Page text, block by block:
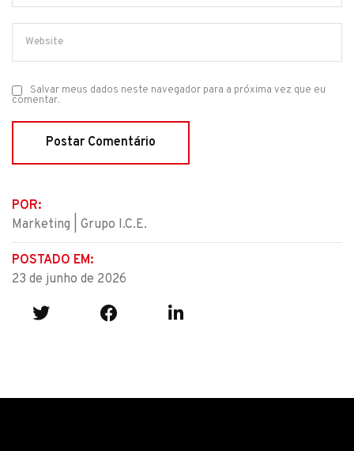
Salvar meus dados neste navegador para a próxima vez que eu
comentar.
POR:
Marketing | Grupo I.C.E.
POSTADO EM:
23 de junho de 2026